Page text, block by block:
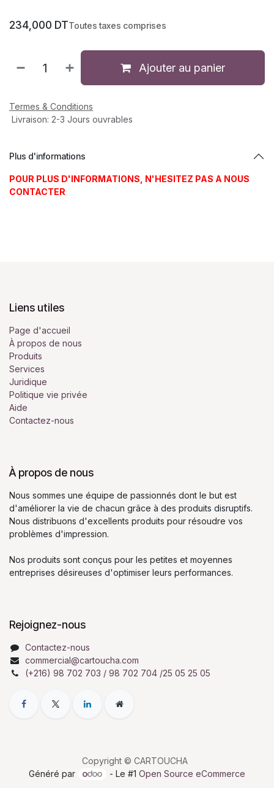
234,000 DTToutes taxes comprises
Ajouter au panier
Termes & Conditions
Livraison: 2-3 Jours ouvrables
Plus d'informations
POUR PLUS D'INFORMATIONS, N'HESITEZ PAS A NOUS
CONTACTER
Liens utiles
Page d'accueil
À propos de nous
Produits
Services
Juridique
Politique vie privée
Aide
Contactez-nous
À propos de nous
Nous sommes une équipe de passionnés dont le but est
d'améliorer la vie de chacun grâce à des produits disruptifs.
Nous distribuons d'excellents produits pour résoudre vos
problèmes d'impression.
Nos produits sont conçus pour les petites et moyennes
entreprises désireuses d'optimiser leurs performances.
Rejoignez-nous
Contactez-nous
commercial@cartoucha.com
(+216) 98 702 703 / 98 702 704 /25 05 25 05
Copyright © CARTOUCHA
Généré par
- Le #1Open Source eCommerce